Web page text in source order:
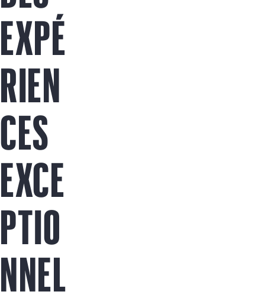
EXPÉ
RIEN
CES
EXCE
PTIO
NNEL